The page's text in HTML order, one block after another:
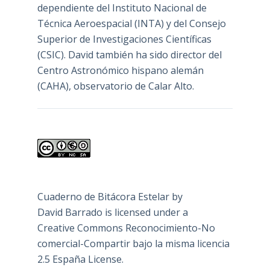
dependiente del Instituto Nacional de
Técnica Aeroespacial (INTA) y del Consejo
Superior de Investigaciones Científicas
(CSIC). David también ha sido director del
Centro Astronómico hispano alemán
(CAHA), observatorio de Calar Alto.
Cuaderno de Bitácora Estelarby
David Barrado is licensed under a
Creative Commons Reconocimiento-No
comercial-Compartir bajo la misma licencia
2.5 España License.